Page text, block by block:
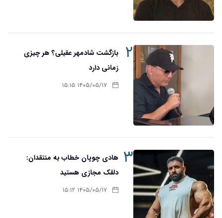
۲
بازگشت شادمهر عقیلی؟ هر چیزی
زمانی دارد
۱۴۰۵/۰۵/۱۷ ۱۵:۱۵
۳ هادی چوپان خطاب به منتقدان:
دلقک مجازی هستید
۱۴۰۵/۰۵/۱۷ ۱۵:۱۲